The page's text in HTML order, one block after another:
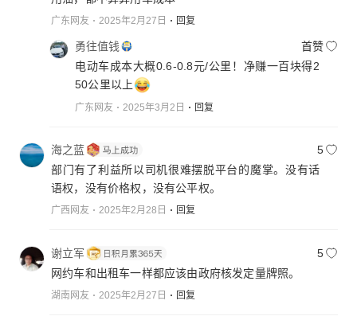
广东网友 2025年2月27日 回复
勇往值钱
首赞
电动车成本大概0.6-0.8元/公里！净赚一百块得2
50公里以上
广东网友 2025年3月2日 回复
海之蓝
5
部门有了利益所以司机很难摆脱平台的魔掌。没有话
语权，没有价格权，没有公平权。
广西网友 2025年2月28日 回复
谢立军
5
网约车和出租车一样都应该由政府核发定量牌照。
湖南网友 2025年2月27日 回复